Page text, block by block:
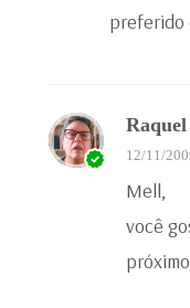
preferido
Raquel
12/11/
Mell,
você